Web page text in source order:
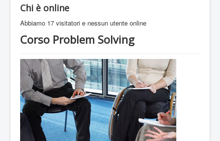
Chi è online
Abbiamo 17 visitatori e nessun utente online
Corso Problem Solving